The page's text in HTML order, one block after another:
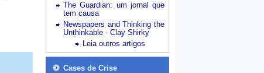
The Guardian: um jornal que
tem causa
Newspapers and Thinking the
Unthinkable - Clay Shirky
Leia outros artigos
Cases de Crise